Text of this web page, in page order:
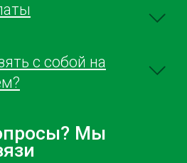
с собой на
Мы